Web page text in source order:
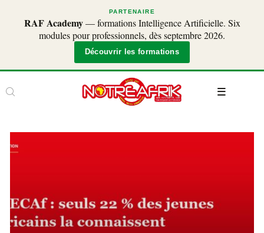
PARTENAIRE
RAF Academy— formations Intelligence Artificielle. Six
modules pour professionnels, dès septembre 2026.
Découvrir les formations